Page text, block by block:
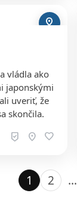
pin_drop
vládla ako
japonskými
uveriť, že
skončila.
beenhere location_on favorite
1 2 …